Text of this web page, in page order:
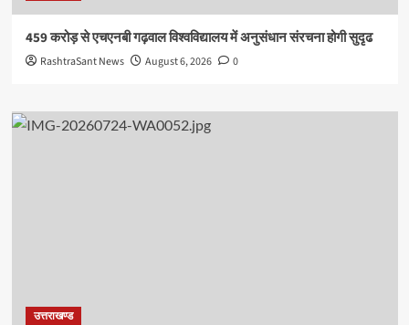
459 करोड़ से एचएनबी गढ़वाल विश्वविद्यालय में अनुसंधान संरचना होगी सुदृढ
RashtraSant News August 6, 2026 0
उत्तराखण्ड